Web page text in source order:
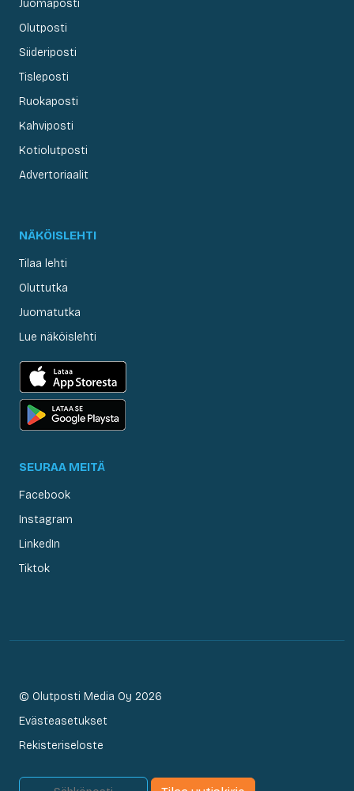
Juomaposti
Olutposti
Siideriposti
Tisleposti
Ruokaposti
Kahviposti
Kotiolutposti
Advertoriaalit
NÄKÖISLEHTI
Tilaa lehti
Oluttutka
Juomatutka
Lue näköislehti
SEURAA MEITÄ
Facebook
Instagram
LinkedIn
Tiktok
© Olutposti Media Oy 2026
Evästeasetukset
Rekisteriseloste